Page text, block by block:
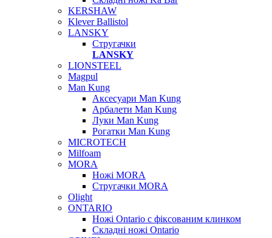
KERSHAW
Klever Ballistol
LANSKY
Стругачки
LANSKY
LIONSTEEL
Magpul
Man Kung
Аксесуари Man Kung
Арбалети Man Kung
Луки Man Kung
Рогатки Man Kung
MICROTECH
Milfoam
MORA
Ножі MORA
Стругачки MORA
Olight
ONTARIO
Ножі Ontario c фіксованим клинком
Складні ножі Ontario